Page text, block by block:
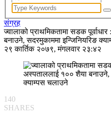
संग्रह
ज्वालाको प्राथमिकतामा सडक
बनाउने, सदरमुकाममा इन्जिनियरिङ
२९ कार्तिक २०७९, मंगलवार २३:४२
140
SHARES